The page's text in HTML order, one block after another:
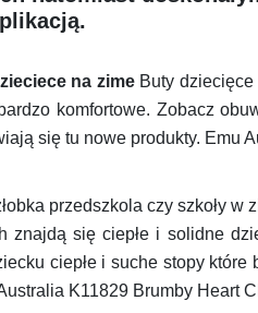
na zimeButy dziecięce
komfortowe. Zobacz
się tu nowe produkty. Emu
przedszkola czy szkoły
znajdą się ciepłe i solidne
ciepłe i suche stopy
K11829 Brumby Heart